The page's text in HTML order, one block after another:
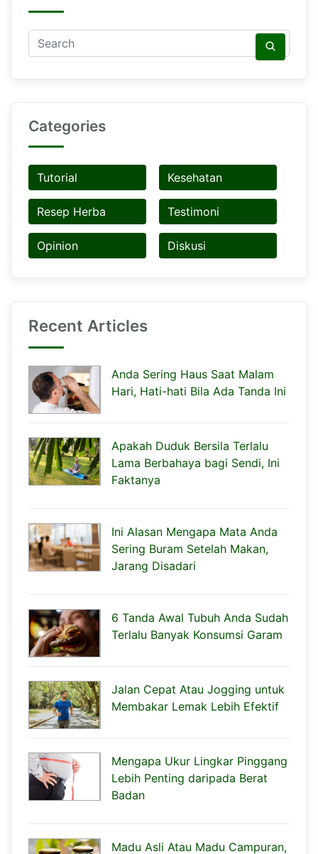
Categories
Tutorial Kesehatan
Resep Herba Testimoni
Opinion Diskusi
Recent Articles
Anda Sering Haus Saat Malam
Hari, Hati-hati Bila Ada Tanda Ini
Apakah Duduk Bersila Terlalu
Lama Berbahaya bagi Sendi, Ini
Faktanya
Ini Alasan Mengapa Mata Anda
Sering Buram Setelah Makan,
Jarang Disadari
6 Tanda Awal Tubuh Anda Sudah
Terlalu Banyak Konsumsi Garam
Jalan Cepat Atau Jogging untuk
Membakar Lemak Lebih Efektif
Mengapa Ukur Lingkar Pinggang
Lebih Penting daripada Berat
Badan
Madu Asli Atau Madu Campuran,